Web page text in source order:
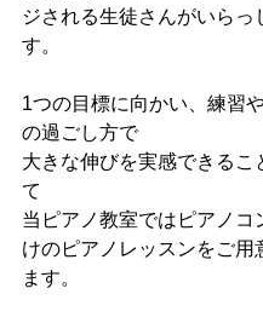
ジされる生徒さんがいらっ
す。
1つの目標に向かい、練習
の過ごし方で
大きな伸びを実感できるこ
て
当ピアノ教室ではピアノコ
けのピアノレッスンをご用
ます。